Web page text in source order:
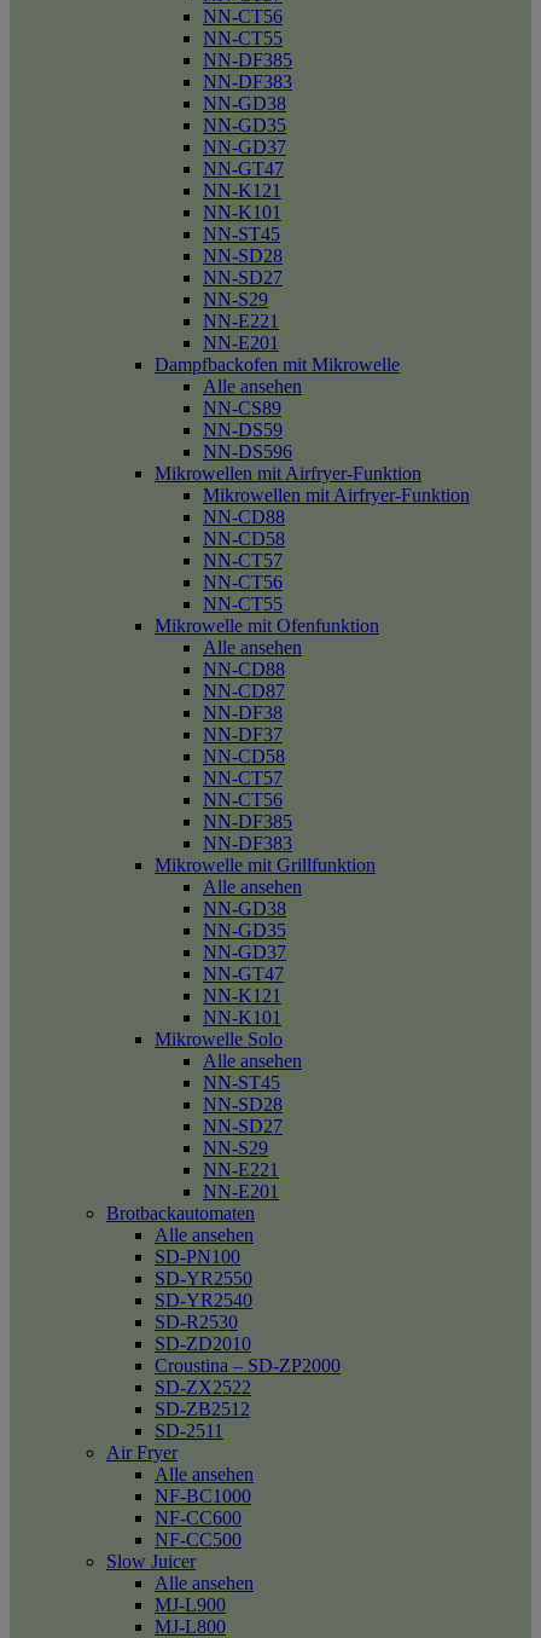
NN-CT56
NN-CT55
NN-DF385
NN-DF383
NN-GD38
NN-GD35
NN-GD37
NN-GT47
NN-K121
NN-K101
NN-ST45
NN-SD28
NN-SD27
NN-S29
NN-E221
NN-E201
Dampfbackofen mit Mikrowelle
Alle ansehen
NN-CS89
NN-DS59
NN-DS596
Mikrowellen mit Airfryer-Funktion
Mikrowellen mit Airfryer-Funktion
NN-CD88
NN-CD58
NN-CT57
NN-CT56
NN-CT55
Mikrowelle mit Ofenfunktion
Alle ansehen
NN-CD88
NN-CD87
NN-DF38
NN-DF37
NN-CD58
NN-CT57
NN-CT56
NN-DF385
NN-DF383
Mikrowelle mit Grillfunktion
Alle ansehen
NN-GD38
NN-GD35
NN-GD37
NN-GT47
NN-K121
NN-K101
Mikrowelle Solo
Alle ansehen
NN-ST45
NN-SD28
NN-SD27
NN-S29
NN-E221
NN-E201
Brotbackautomaten
Alle ansehen
SD-PN100
SD-YR2550
SD-YR2540
SD-R2530
SD-ZD2010
Croustina – SD-ZP2000
SD-ZX2522
SD-ZB2512
SD-2511
Air Fryer
Alle ansehen
NF-BC1000
NF-CC600
NF-CC500
Slow Juicer
Alle ansehen
MJ-L900
MJ-L800